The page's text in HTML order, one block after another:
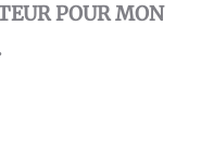
POUR MON